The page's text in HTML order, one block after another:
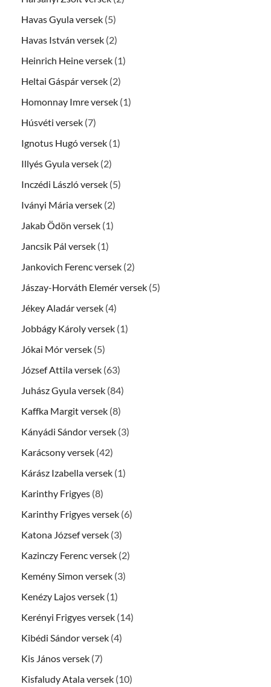
Havas Gyula versek (5)
Havas István versek (2)
Heinrich Heine versek (1)
Heltai Gáspár versek (2)
Homonnay Imre versek (1)
Húsvéti versek (7)
Ignotus Hugó versek (1)
Illyés Gyula versek (2)
Inczédi László versek (5)
Iványi Mária versek (2)
Jakab Ödön versek (1)
Jancsik Pál versek (1)
Jankovich Ferenc versek (2)
Jászay-Horváth Elemér versek (5)
Jékey Aladár versek (4)
Jobbágy Károly versek (1)
Jókai Mór versek (5)
József Attila versek (63)
Juhász Gyula versek (84)
Kaffka Margit versek (8)
Kányádi Sándor versek (3)
Karácsony versek (42)
Kárász Izabella versek (1)
Karinthy Frigyes (8)
Karinthy Frigyes versek (6)
Katona József versek (3)
Kazinczy Ferenc versek (2)
Kemény Simon versek (3)
Kenézy Lajos versek (1)
Kerényi Frigyes versek (14)
Kibédi Sándor versek (4)
Kis János versek (7)
Kisfaludy Atala versek (10)